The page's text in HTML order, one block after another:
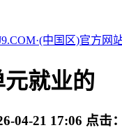
中国区)官方网
元就业的
04-21 17:06 点击：